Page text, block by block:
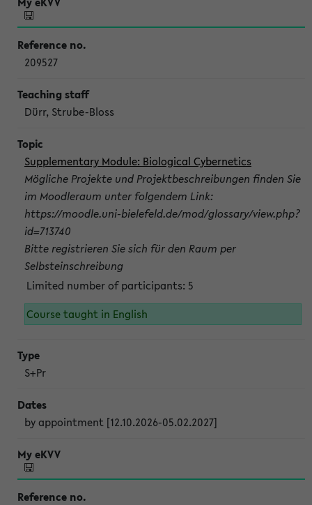
209527
Dürr, Strube-Bloss
Supplementary Module: Biological Cybernetics
Mögliche Projekte und Projektbeschreibungen finden Sie
im Moodleraum unter folgendem Link:
https://moodle.uni-bielefeld.de/mod/glossary/view.php?
id=713740
Bitte registrieren Sie sich für den Raum per
Selbsteinschreibung
Limited number of participants: 5
Course taught in English
S+Pr
by appointment [12.10.2026-05.02.2027]